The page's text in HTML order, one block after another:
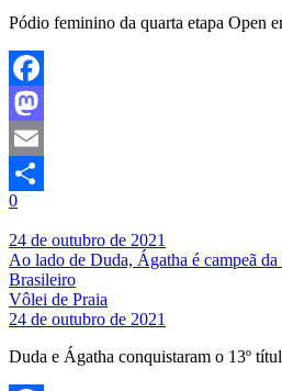
Pódio feminino da quarta etapa Open
Facebook
Mastodon
Email
Share
0
24 de outubro de 2021
Ao lado de Duda, Ágatha é campeã
Brasileiro
Vôlei de Praia
24 de outubro de 2021
Duda e Ágatha conquistaram o 13º